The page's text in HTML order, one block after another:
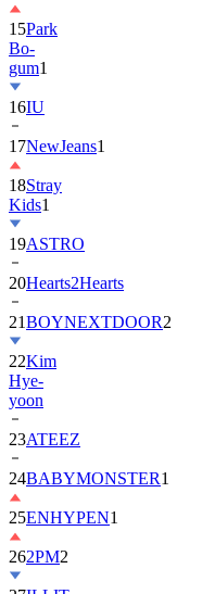
15Park
Bo-
gum1
16IU
17NewJeans1
18Stray
Kids1
19ASTRO
20Hearts2Hearts
21BOYNEXTDOOR2
22Kim
Hye-
yoon
23ATEEZ
24BABYMONSTER1
25ENHYPEN1
262PM2